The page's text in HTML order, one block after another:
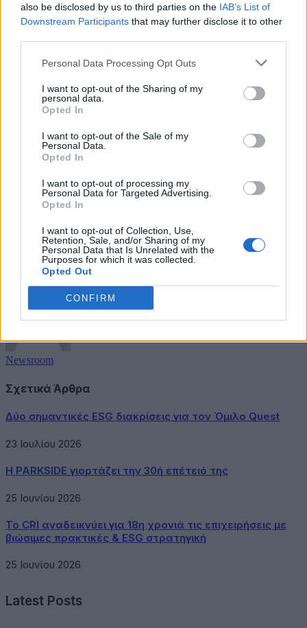
also be disclosed by us to third parties on the IAB’s List of
Downstream Participants that may further disclose it to other
Personal Data Processing Opt Outs
I want to opt-out of the Sharing of my
personal data.
Opted In
I want to opt-out of the Sale of my
Personal Data.
Opted In
I want to opt-out of processing my
Personal Data for Targeted Advertising.
Opted In
I want to opt-out of Collection, Use,
Retention, Sale, and/or Sharing of my
Personal Data that Is Unrelated with the
Purposes for which it was collected.
Opted Out
CONFIRM
Από την πλευρά της, η κ.Κωνσταντία Σταυρακοπούλου
Quality Assurance Manager, Golf Privéανέφερε:«Η
βιωσιμότητα για το Golf Privé δεν είναι μια αποσπασματική
ενέργεια, αλλά μια διαρκής δέσμευση. Η συνεργασία με την
TÜV AUSTRIA και το “Μπορούμε” ενισχύει την
προσπάθειά μας να λειτουργούμε με σεβασμό προς το
περιβάλλον και την κοινωνία, χωρίς εκπτώσεις στην
Με τη συγκεκριμένη πιστοποίηση, το Golf Privé
εκδηλώσεων που ανταποκρίνεται στις αυξανόμενες
απαιτήσεις επισκεπτών και συνεργατών για υπεύθυνες και
βιώσιμες πρακτικές, αποδεικνύοντας ότι η υψηλή
αισθητική μπορεί να συνυπάρχει με ουσιαστικό
περιβαλλοντικό και κοινωνικό αποτύπωμα.
Golf Privé TÜV AUSTRIA Hellas
Μαρία Αγαπητού
Newsroom
Σχετικά Άρθρα
Δύο σημαντικές ESG διακρίσεις για τον Όμιλο Quest
23 Ιουλίου 2026
Η PARKSIDE γιορτάζει την 30ή επέτειό της
25 Ιουνίου 2026
Το CRI αναδεικνύει για 18η χρονιά τις επιχειρήσεις με
βιώσιμες πρακτικές & ESG στρατηγική
25 Ιουνίου 2026
Latest Posts